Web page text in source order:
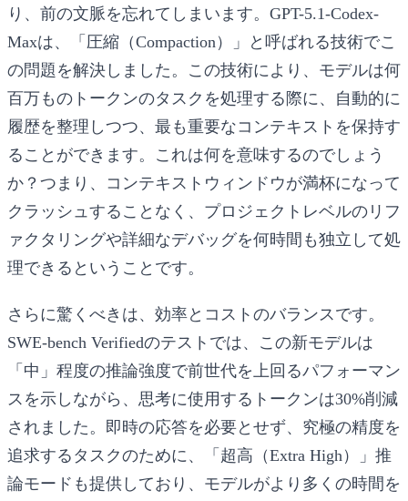
り、前の文脈を忘れてしまいます。GPT-5.1-Codex-
Maxは、「圧縮（Compaction）」と呼ばれる技術でこ
の問題を解決しました。この技術により、モデルは何
百万ものトークンのタスクを処理する際に、自動的に
履歴を整理しつつ、最も重要なコンテキストを保持す
ることができます。これは何を意味するのでしょう
か？つまり、コンテキストウィンドウが満杯になって
クラッシュすることなく、プロジェクトレベルのリフ
ァクタリングや詳細なデバッグを何時間も独立して処
理できるということです。
さらに驚くべきは、効率とコストのバランスです。
SWE-bench Verifiedのテストでは、この新モデルは
「中」程度の推論強度で前世代を上回るパフォーマン
スを示しながら、思考に使用するトークンは30%削減
されました。即時の応答を必要とせず、究極の精度を
追求するタスクのために、「超高（Extra High）」推
論モードも提供しており、モデルがより多くの時間を